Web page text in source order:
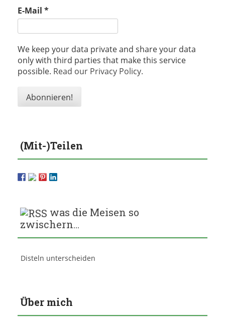
E-Mail *
We keep your data private and share your data
only with third parties that make this service
possible. Read our Privacy Policy.
(Mit-)Teilen
was die Meisen so
zwischern…
Disteln unterscheiden
Über mich